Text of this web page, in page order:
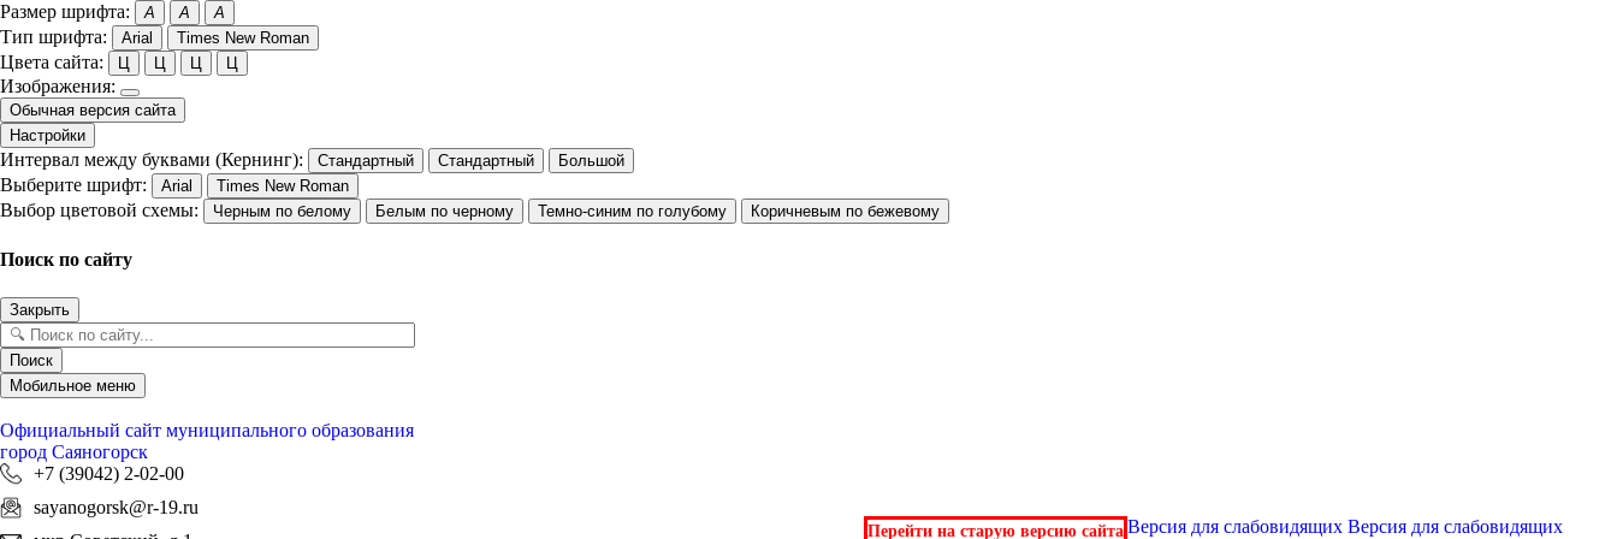
Размер шрифта: A A A
Тип шрифта: Arial Times New Roman
Цвета сайта: Ц Ц Ц Ц
Изображения:
Обычная версия сайта
Настройки
Интервал между буквами (Кернинг): Стандартный Стандартный Большой
Выберите шрифт: Arial Times New Roman
Выбор цветовой схемы: Черным по белому Белым по черному Темно-синим по голубому Коричневым по бежевому
Поиск по сайту
Закрыть
Поиск
Мобильное меню
Официальный сайт муниципального образования
город Саяногорск
+7 (39042) 2-02-00
sayanogorsk@r-19.ru
Перейти на старую версию сайта Версия для слабовидящихВерсия для слабовидящих